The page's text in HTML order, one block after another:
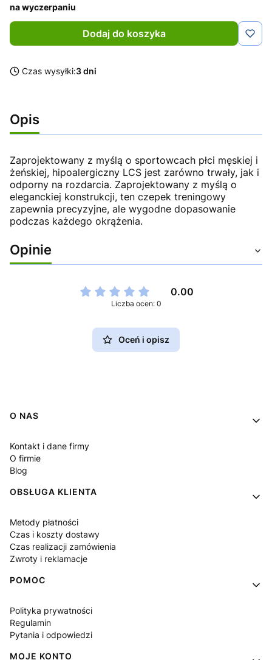
na wyczerpaniu
Dodaj do koszyka
Czas wysyłki:3 dni
Opis
Zaprojektowany z myślą o sportowcach płci męskiej i
żeńskiej, hipoalergiczny LCS jest zarówno trwały, jak i
odporny na rozdarcia. Zaprojektowany z myślą o
eleganckiej konstrukcji, ten czepek treningowy
zapewnia precyzyjne, ale wygodne dopasowanie
podczas każdego okrążenia.
Opinie
0.00
Liczba ocen: 0
Oceń i opisz
Linki w stopce
O NAS
Kontakt i dane firmy
O firmie
Blog
OBSŁUGA KLIENTA
Metody płatności
Czas i koszty dostawy
Czas realizacji zamówienia
Zwroty i reklamacje
POMOC
Polityka prywatności
Regulamin
Pytania i odpowiedzi
MOJE KONTO